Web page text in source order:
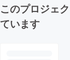
このプロジェ
ています